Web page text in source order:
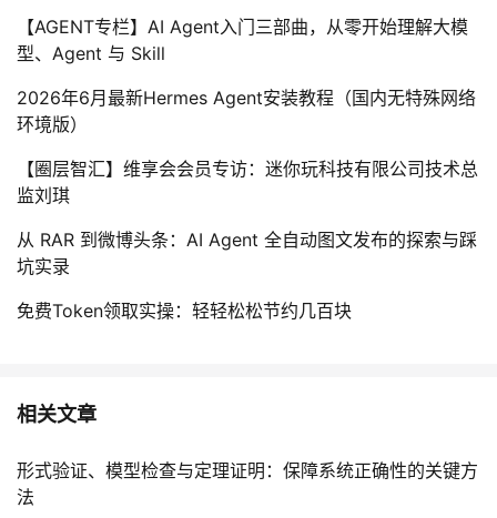
【AGENT专栏】AI Agent入门三部曲，从零开始理解大模
型、Agent 与 Skill
2026年6月最新Hermes Agent安装教程（国内无特殊网络
环境版）
【圈层智汇】维享会会员专访：迷你玩科技有限公司技术总
监刘琪
从 RAR 到微博头条：AI Agent 全自动图文发布的探索与踩
坑实录
免费Token领取实操：轻轻松松节约几百块
相关文章
形式验证、模型检查与定理证明：保障系统正确性的关键方
法